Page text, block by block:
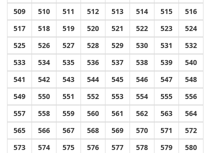
509
510 511 512 513 514 515
516
517
518 519 520 521 522 523
524
525
526 527 528 529 530 531
532
533
534 535 536 537 538 539
540
541
542 543 544 545 546 547
548
549
550 551 552 553 554 555
556
557
558 559 560 561 562 563
564
565
566 567 568 569 570 571
572
573
574 575 576 577 578 579
580